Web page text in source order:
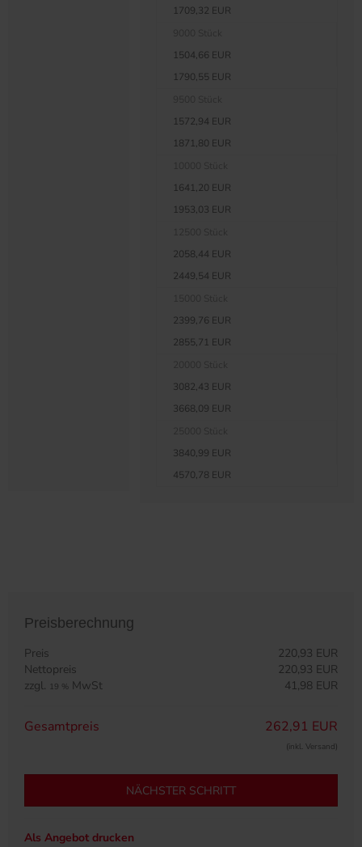
1709,32 EUR
1504,66 EUR
1790,55 EUR
1572,94 EUR
1871,80 EUR
1641,20 EUR
1953,03 EUR
2058,44 EUR
2449,54 EUR
2399,76 EUR
2855,71 EUR
3082,43 EUR
3668,09 EUR
3840,99 EUR
4570,78 EUR
Preisberechnung
Preis
220,93 EUR
Nettopreis
220,93 EUR
zzgl. 19 % MwSt 41,98 EUR
Gesamtpreis 262,91 EUR
(inkl. Versand)
NÄCHSTER SCHRITT
Als Angebot drucken